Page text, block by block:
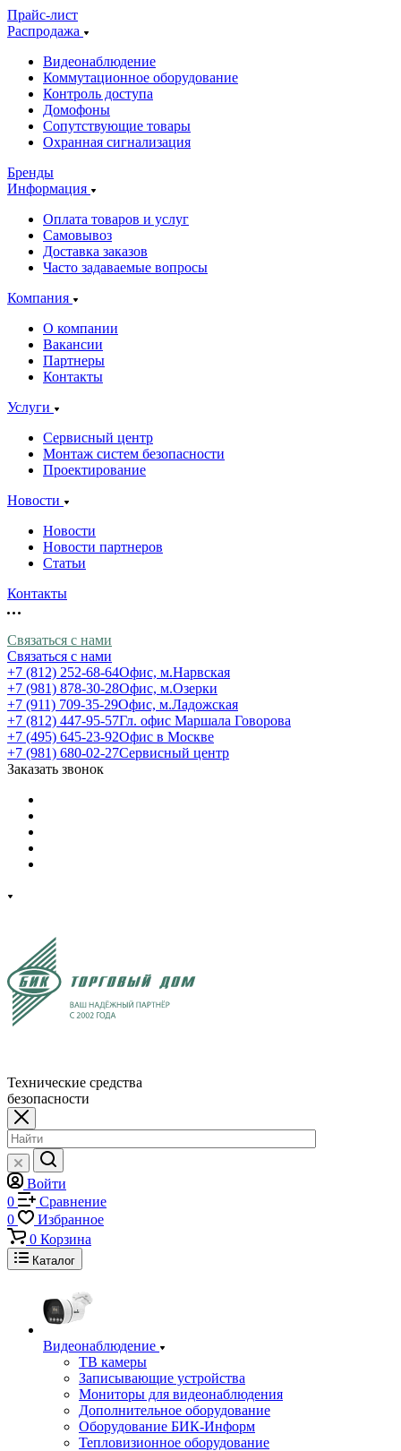
Прайс-лист
Распродажа
Видеонаблюдение
Коммутационное оборудование
Контроль доступа
Домофоны
Сопутствующие товары
Охранная сигнализация
Бренды
Информация
Оплата товаров и услуг
Самовывоз
Доставка заказов
Часто задаваемые вопросы
Компания
О компании
Вакансии
Партнеры
Контакты
Услуги
Сервисный центр
Монтаж систем безопасности
Проектирование
Новости
Новости
Новости партнеров
Статьи
Контакты
Связаться с нами
Связаться с нами
+7 (812) 252-68-64Офис, м.Нарвская
+7 (981) 878-30-28Офис, м.Озерки
+7 (911) 709-35-29Офис, м.Ладожская
+7 (812) 447-95-57Гл. офис Маршала Говорова
+7 (495) 645-23-92Офис в Москве
+7 (981) 680-02-27Сервисный центр
Заказать звонок
Технические средства
безопасности
Войти
0
Сравнение
0
Избранное
0 Корзина
Каталог
Видеонаблюдение
ТВ камеры
Записывающие устройства
Мониторы для видеонаблюдения
Дополнительное оборудование
Оборудование БИК-Информ
Тепловизионное оборудование